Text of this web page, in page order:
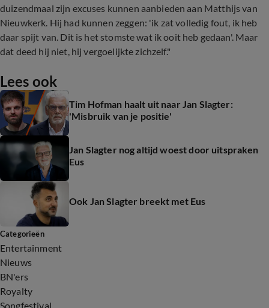
duizendmaal zijn excuses kunnen aanbieden aan Matthijs van
Nieuwkerk. Hij had kunnen zeggen: 'ik zat volledig fout, ik heb
daar spijt van. Dit is het stomste wat ik ooit heb gedaan'. Maar
dat deed hij niet, hij vergoelijkte zichzelf."
Lees ook
Tim Hofman haalt uit naar Jan Slagter:
'Misbruik van je positie'
Jan Slagter nog altijd woest door uitspraken
Eus
Ook Jan Slagter breekt met Eus
Categorieën
Entertainment
Nieuws
BN'ers
Royalty
Songfestival